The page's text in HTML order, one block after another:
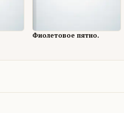
Фиолетовое пятно.